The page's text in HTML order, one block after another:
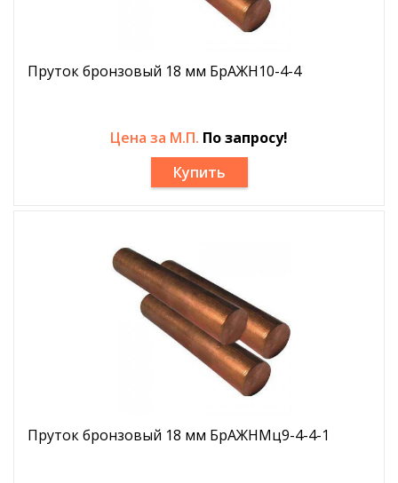
Пруток бронзовый 18 мм БрАЖН10-4-4
Цена за М.П. По запросу!
Купить
Пруток бронзовый 18 мм БрАЖНМц9-4-4-1